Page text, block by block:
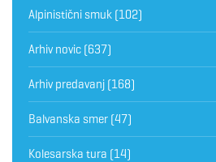
Alpinistični smuk (102)
Arhiv novic (637)
Arhiv predavanj (168)
Balvanska smer (47)
Kolesarska tura (14)